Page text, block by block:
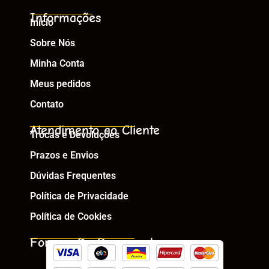
Informações
Início
Sobre Nós
Minha Conta
Meus pedidos
Contato
Atendimento ao Cliente
Trocas e Devoluções
Prazos e Envios
Dúvidas Frequentes
Política de Privacidade
Política de Cookies
Formas De Pagamento